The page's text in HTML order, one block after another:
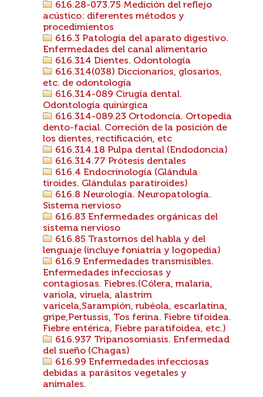
616.28-073.75 Medición del reflejo
acústico: diferentes métodos y
procedimientos
616.3 Patología del aparato digestivo.
Enfermedades del canal alimentario
616.314 Dientes. Odontología
616.314(038) Diccionarios, glosarios,
etc. de odontología
616.314-089 Cirugía dental.
Odontología quirúrgica
616.314-089.23 Ortodoncia. Ortopedia
dento-facial. Correción de la posición de
los dientes, rectificación, etc
616.314.18 Pulpa dental (Endodoncia)
616.314.77 Prótesis dentales
616.4 Endocrinología (Glándula
tiroides. Glándulas paratiroides)
616.8 Neurología. Neuropatología.
Sistema nervioso
616.83 Enfermedades orgánicas del
sistema nervioso
616.85 Trastornos del habla y del
lenguaje (incluye foniatría y logopedia)
616.9 Enfermedades transmisibles.
Enfermedades infecciosas y
contagiosas. Fiebres.(Cólera, malaria,
variola, viruela, alastrim
varicela,Sarampión, rubéola, escarlatina,
gripe,Pertussis, Tos ferina. Fiebre tifoidea.
Fiebre entérica, Fiebre paratifoidea, etc.)
616.937 Tripanosomiasis. Enfermedad
del sueño (Chagas)
616.99 Enfermedades infecciosas
debidas a parásitos vegetales y
animales.